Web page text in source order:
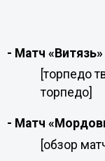
- Матч «Витязь»
[торпедо
торпедо]
- Матч
[обзор